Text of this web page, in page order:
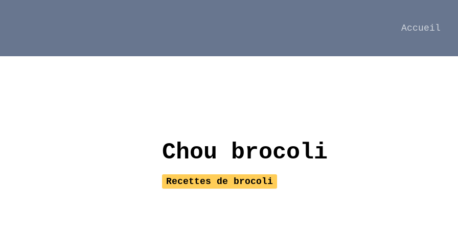
Accueil
Chou brocoli
Recettes de brocoli